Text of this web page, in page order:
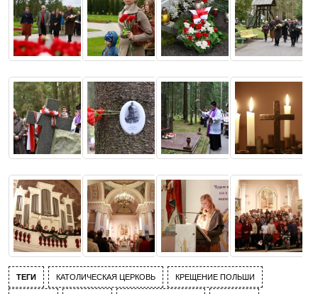
ТЕГИ КАТОЛИЧЕСКАЯ ЦЕРКОВЬ КРЕЩЕНИЕ ПОЛЬШИ